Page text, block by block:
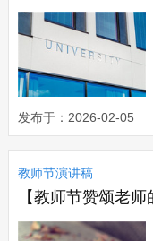
发布于：2026-02-05
教师节演讲稿